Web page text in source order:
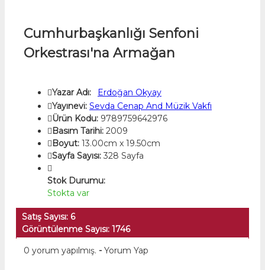
Cumhurbaşkanlığı Senfoni
Orkestrası'na Armağan
Yazar Adı:
Erdoğan Okyay
Yayınevi: Sevda Cenap And Müzik Vakfı
Ürün Kodu: 9789759642976
Basım Tarihi: 2009
Boyut: 13.00cm x 19.50cm
Sayfa Sayısı: 328 Sayfa
Stok Durumu:
Stokta var
Satış Sayısı: 6
Görüntülenme Sayısı: 1746
0 yorum yapılmış. - Yorum Yap